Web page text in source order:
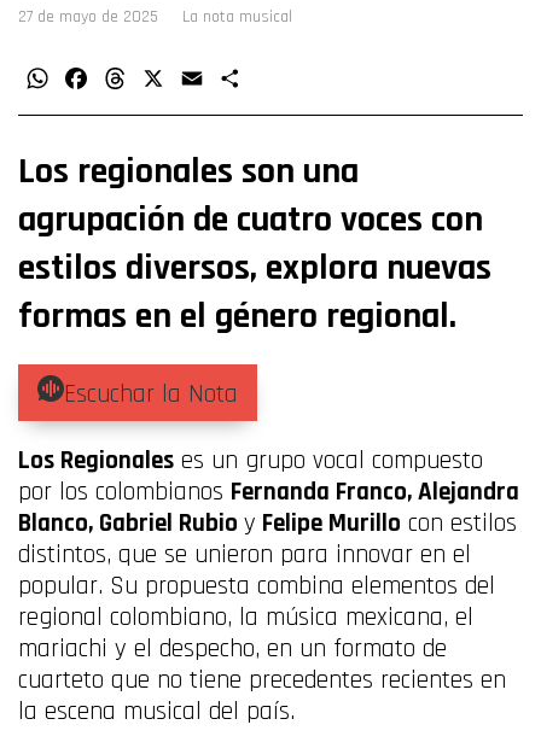
27 de mayo de 2025 La nota musical
WhatsAppFacebookThreads Email
Los regionales son una
agrupación de cuatro voces con
estilos diversos, explora nuevas
formas en el género regional.
Escuchar la Nota
Los Regionales es un grupo vocal compuesto
por los colombianos Fernanda Franco, Alejandra
Blanco, Gabriel Rubio y Felipe Murillo con estilos
distintos, que se unieron para innovar en el
popular. Su propuesta combina elementos del
regional colombiano, la música mexicana, el
mariachi y el despecho, en un formato de
cuarteto que no tiene precedentes recientes en
la escena musical del país.